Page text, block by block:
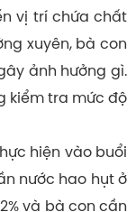
vị trí chứa chất
xuyên, bà con
ảnh hưởng gì.
kiểm tra mức độ
hiện vào buổi
nước hao hụt ở
và bà con cần